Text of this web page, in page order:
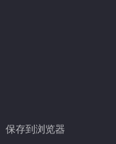
保存到浏览器